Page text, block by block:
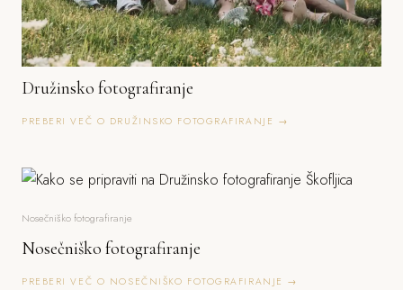
Družinsko fotografiranje
PREBERI VEČ O DRUŽINSKO FOTOGRAFIRANJE →
Nosečniško fotografiranje
Nosečniško fotografiranje
PREBERI VEČ O NOSEČNIŠKO FOTOGRAFIRANJE →